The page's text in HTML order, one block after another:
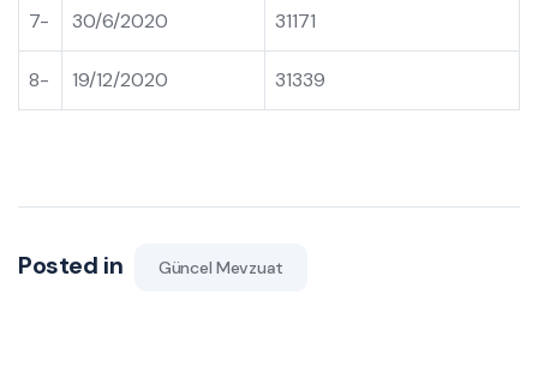
7- 30/6/2020 31171
8- 19/12/2020 31339
Posted in Güncel Mevzuat